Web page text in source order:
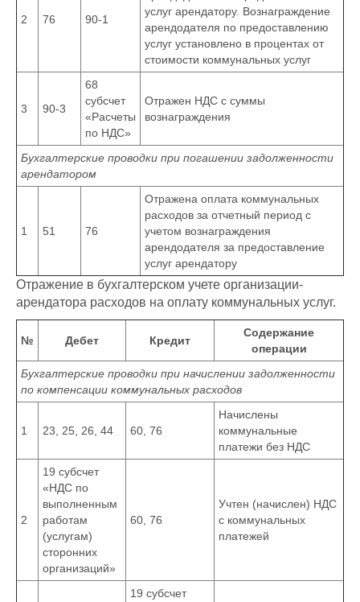
2 76 90-1
услуг арендатору. Вознаграждение
арендодателя по предоставлению
услуг установлено в процентах от
стоимости коммунальных услуг
3 90-3
68
субсчет
«Расчеты
по НДС»
Отражен НДС с суммы
вознаграждения
Бухгалтерские проводки при погашении задолженности
арендатором
1 51 76
Отражена оплата коммунальных
расходов за отчетный период с
учетом вознаграждения
арендодателя за предоставление
услуг арендатору
Отражение в бухгалтерском учете организации-
арендатора расходов на оплату коммунальных услуг.
№ Дебет Кредит
Содержание
операции
Бухгалтерские проводки при начислении задолженности
по компенсации коммунальных расходов
1 23, 25, 26, 44 60, 76
Начислены
коммунальные
платежи без НДС
2
19 субсчет
«НДС по
выполненным
работам
(услугам)
сторонних
организаций»
60, 76
Учтен (начислен) НДС
с коммунальных
платежей
19 субсчет